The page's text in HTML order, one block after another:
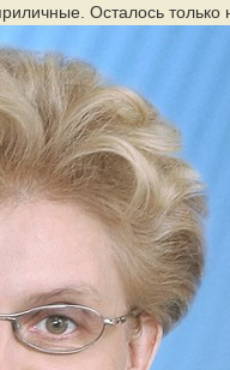
Осталось только